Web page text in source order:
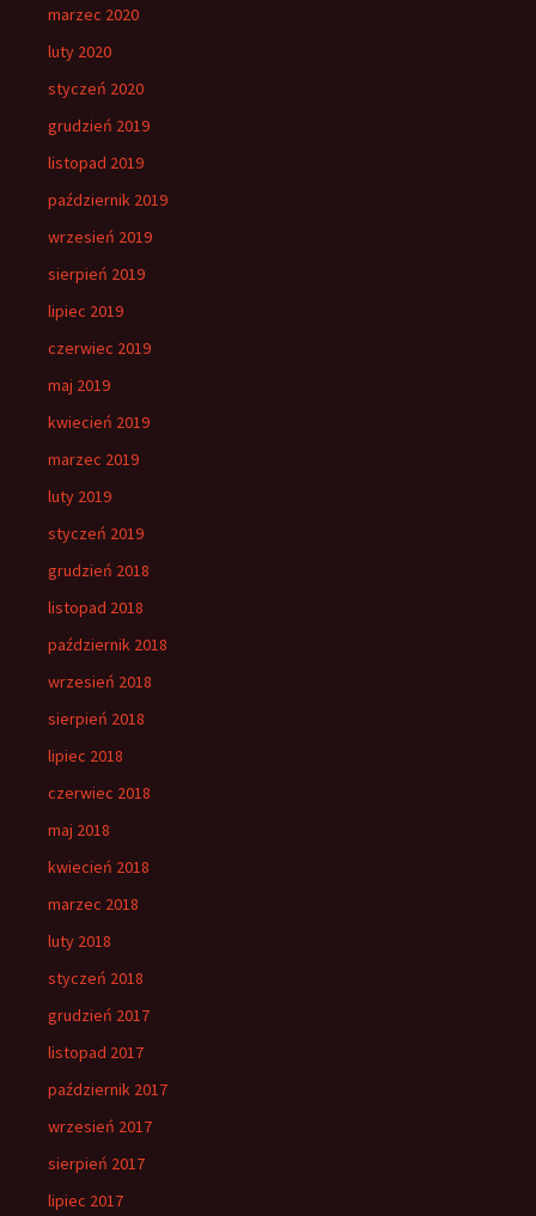
marzec 2020
luty 2020
styczeń 2020
grudzień 2019
listopad 2019
październik 2019
wrzesień 2019
sierpień 2019
lipiec 2019
czerwiec 2019
maj 2019
kwiecień 2019
marzec 2019
luty 2019
styczeń 2019
grudzień 2018
listopad 2018
październik 2018
wrzesień 2018
sierpień 2018
lipiec 2018
czerwiec 2018
maj 2018
kwiecień 2018
marzec 2018
luty 2018
styczeń 2018
grudzień 2017
listopad 2017
październik 2017
wrzesień 2017
sierpień 2017
lipiec 2017